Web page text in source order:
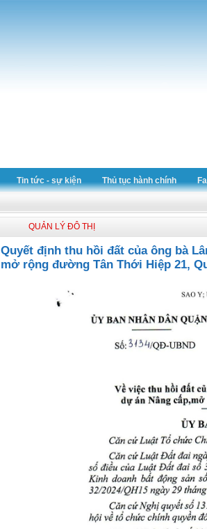
Tin tức - sự kiện Thủ tục hành chính
QUẢN LÝ ĐÔ THỊ
Quyết định thu hồi đất của ông bà
mở rộng đường Tân Thới Hiệp 21,